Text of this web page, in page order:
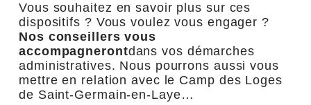
Vous souhaitez en savoir plus sur ces
dispositifs ? Vous voulez vous engager ?
Nos conseillers vous
accompagnerontdans vos démarches
administratives. Nous pourrons aussi vous
mettre en relation avec le Camp des Loges
de Saint-Germain-en-Laye…